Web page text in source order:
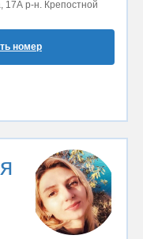
17А р-н. Крепостной
номер